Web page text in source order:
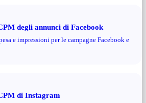
degli annunci di Facebook
e impressioni per le campagne Facebook e
di Instagram